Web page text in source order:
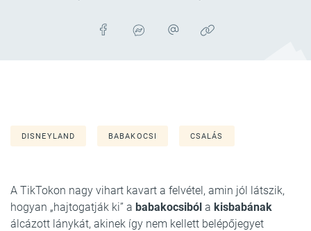
DISNEYLAND BABAKOCSI CSALÁS
A TikTokon nagy vihart kavart a felvétel, amin jól látszik,
hogyan „hajtogatják ki” a babakocsiból a kisbabának
álcázott lánykát, akinek így nem kellett belépőjegyet